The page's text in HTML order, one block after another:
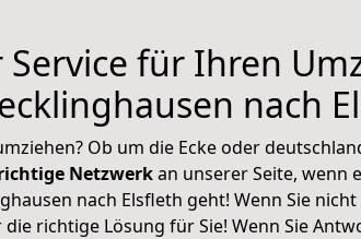
Service für Ihren
nach
Ob um die Ecke oder
Netzwerkan unserer Seite, wenn
nach Elsfleth geht! Wenn Sie
die richtige Lösung für Sie! Wenn Sie